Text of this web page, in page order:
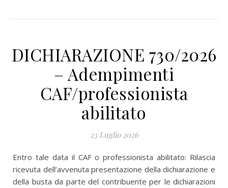
DICHIARAZIONE 730/2026
– Adempimenti
CAF/professionista
abilitato
23 Luglio 2026
Entro tale data il CAF o professionista abilitato: Rilascia
ricevuta dell’avvenuta presentazione della dichiarazione e
della busta da parte del contribuente per le dichiarazioni